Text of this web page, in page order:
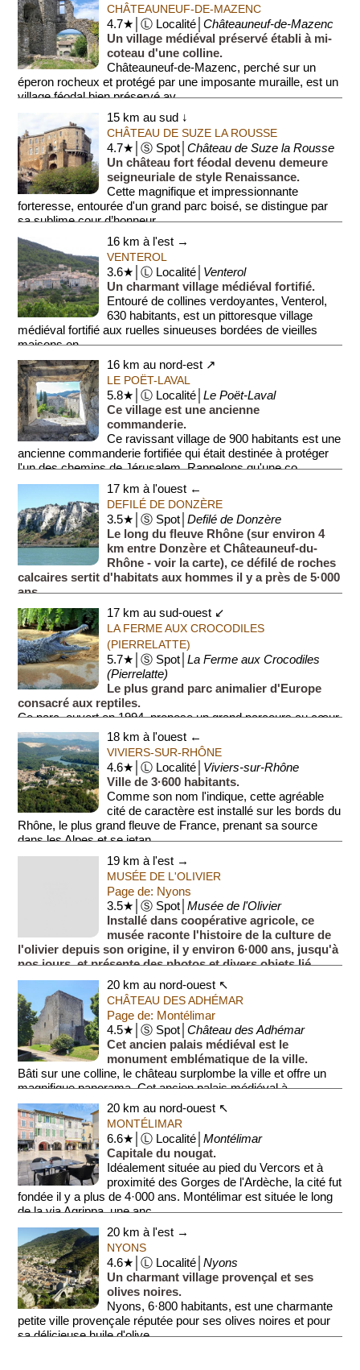
CHÂTEAUNEUF-DE-MAZENC
4.7★│Ⓛ Localité│Châteauneuf-de-Mazenc
Un village médiéval préservé établi à mi-
coteau d'une colline.
Châteauneuf-de-Mazenc, perché sur un
éperon rocheux et protégé par une imposante muraille, est un
village féodal bien préservé av...
15 km au sud ↓
CHÂTEAU DE SUZE LA ROUSSE
4.7★│Ⓢ Spot│Château de Suze la Rousse
Un château fort féodal devenu demeure
seigneuriale de style Renaissance.
Cette magnifique et impressionnante
forteresse, entourée d'un grand parc boisé, se distingue par
sa sublime cour d’honneur ...
16 km à l'est →
VENTEROL
3.6★│Ⓛ Localité│ Venterol
Un charmant village médiéval fortifié.
Entouré de collines verdoyantes, Venterol,
630 habitants, est un pittoresque village
médiéval fortifié aux ruelles sinueuses bordées de vieilles
maisons en ...
16 km au nord-est ↗
LE POËT-LAVAL
5.8★│Ⓛ Localité│Le Poët-Laval
Ce village est une ancienne
commanderie.
Ce ravissant village de 900 habitants est une
ancienne commanderie fortifiée qui était destinée à protéger
l'un des chemins de Jérusalem. Rappelons qu'une co...
17 km à l'ouest ←
DEFILÉ DE DONZÈRE
3.5★│Ⓢ Spot│Defilé de Donzère
Le long du fleuve Rhône (sur environ 4
km entre Donzère et Châteauneuf-du-
Rhône - voir la carte), ce défilé de roches
calcaires sertit d'habitats aux hommes il y a près de 5·000
ans.
C'est d...
17 km au sud-ouest ↙
LA FERME AUX CROCODILES
(PIERRELATTE)
5.7★│Ⓢ Spot│La Ferme aux Crocodiles
(Pierrelatte)
Le plus grand parc animalier d'Europe
consacré aux reptiles.
Ce parc, ouvert en 1994, propose un grand parcours au cœur
d’une biodiversité luxuriante. Le parc comprend une serre
tropicale de 8·000 ...
18 km à l'ouest ←
VIVIERS-SUR-RHÔNE
4.6★│Ⓛ Localité│ Viviers-sur-Rhône
Ville de 3·600 habitants.
Comme son nom l'indique, cette agréable
cité de caractère est installé sur les bords du
Rhône, le plus grand fleuve de France, prenant sa source
dans les Alpes et se jetan...
19 km à l'est →
MUSÉE DE L'OLIVIER
Page de: Nyons
3.5★│Ⓢ Spot│Musée de l'Olivier
Installé dans coopérative agricole, ce
musée raconte l'histoire de la culture de
l'olivier depuis son origine, il y environ 6·000 ans, jusqu'à
nos jours, et présente des photos et divers objets lié...
20 km au nord-ouest ↖
CHÂTEAU DES ADHÉMAR
Page de: Montélimar
4.5★│Ⓢ Spot│Château des Adhémar
Cet ancien palais médiéval est le
monument emblématique de la ville.
Bâti sur une colline, le château surplombe la ville et offre un
magnifique panorama. Cet ancien palais médiéval à
l'architectu...
20 km au nord-ouest ↖
MONTÉLIMAR
6.6★│Ⓛ Localité│Montélimar
Capitale du nougat.
Idéalement située au pied du Vercors et à
proximité des Gorges de l'Ardèche, la cité fut
fondée il y a plus de 4·000 ans. Montélimar est située le long
de la via Agrippa, une anc...
20 km à l'est →
NYONS
4.6★│Ⓛ Localité│Nyons
Un charmant village provençal et ses
olives noires.
Nyons, 6·800 habitants, est une charmante
petite ville provençale réputée pour ses olives noires et pour
sa délicieuse huile d'olive.